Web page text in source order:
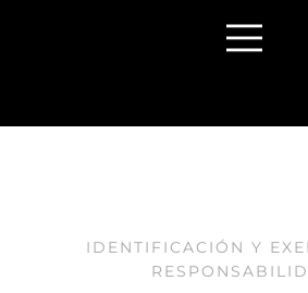
IDENTIFICACIÓN Y